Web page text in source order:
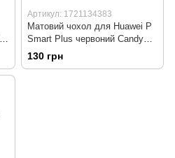
Артикул: 1721134383
Матовий чохол для Huawei P
Smart Plus червоний Candy
Matte (бампер)
130 грн